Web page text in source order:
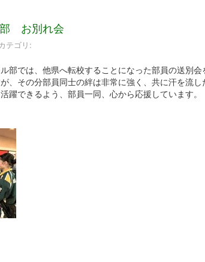
部 お別れ会
テゴリ:
部では、他県へ転校することになった部員の送別会
、その分部員同士の絆は非常に強く、共に汗を流し
躍できるよう、部員一同、心から応援しています。